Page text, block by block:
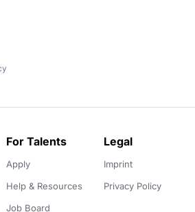
For Talents
Apply
Help & Resources
Job Board
Legal
Imprint
Privacy Policy